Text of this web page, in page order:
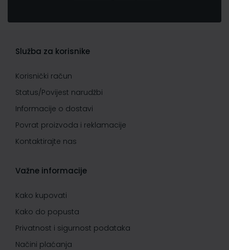
Služba za korisnike
Korisnički račun
Status/Povijest narudžbi
Informacije o dostavi
Povrat proizvoda i reklamacije
Kontaktirajte nas
Važne informacije
Kako kupovati
Kako do popusta
Privatnost i sigurnost podataka
Načini plaćanja